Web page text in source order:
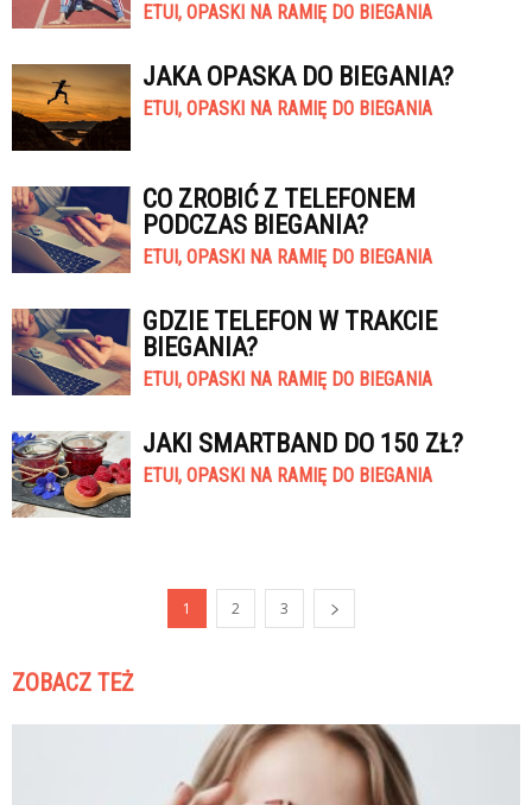
ETUI, OPASKI NA RAMIĘ DO BIEGANIA
JAKA OPASKA DO BIEGANIA?
ETUI, OPASKI NA RAMIĘ DO BIEGANIA
CO ZROBIĆ Z TELEFONEM
PODCZAS BIEGANIA?
ETUI, OPASKI NA RAMIĘ DO BIEGANIA
GDZIE TELEFON W TRAKCIE
BIEGANIA?
ETUI, OPASKI NA RAMIĘ DO BIEGANIA
JAKI SMARTBAND DO 150 ZŁ?
ETUI, OPASKI NA RAMIĘ DO BIEGANIA
1 2 3
ZOBACZ TEŻ